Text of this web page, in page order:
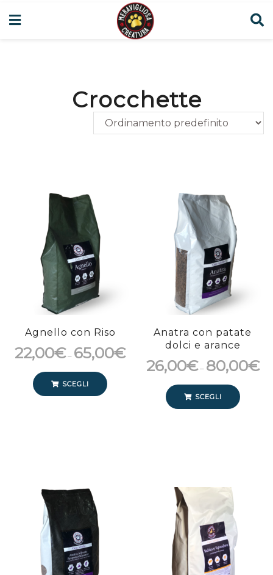
Crocchette
Agnello con Riso
22,00€– 65,00€
SCEGLI
Anatra con patate
dolci e arance
26,00€– 80,00€
SCEGLI